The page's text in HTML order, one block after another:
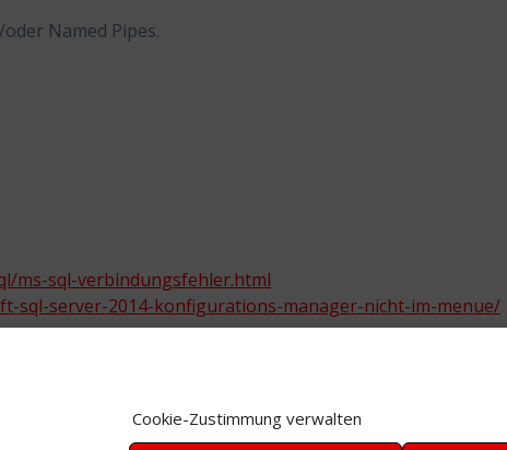
Cookie-Zustimmung verwalten
Named Pipes.
ms-sql-verbindungsfehler.html
sql-server-2014-konfigurations-manager-nicht-im-menue/